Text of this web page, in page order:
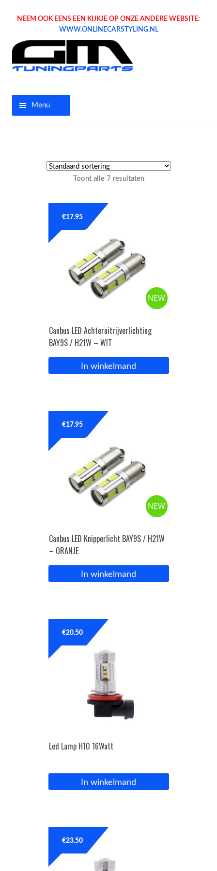
NEEM OOK EENS EEN KIJKJE OP ONZE ANDERE WEBSITE:
WWW.ONLINECARSTYLING.NL
Menu
Tuning parts
OPC Line
Bedrijfswagen parts
Inloggen / Registreren
Toont alle 7 resultaten
NEW
Canbus LED Achteruitrijverlichting
BAY9S / H21W – WIT
€17.95
In winkelmand
NEW
Canbus LED Knipperlicht BAY9S / H21W
– ORANJE
€17.95
In winkelmand
Led Lamp H10 16Watt
€20.50
In winkelmand
€23.50